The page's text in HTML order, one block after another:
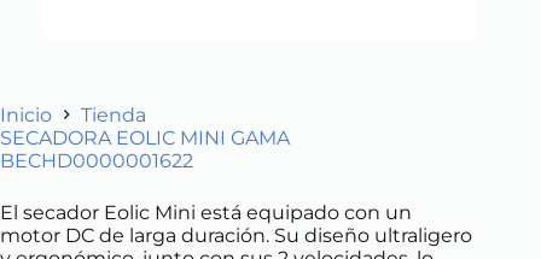
Inicio
Tienda
SECADORA EOLIC MINI GAMA
BECHD0000001622
El secador Eolic Mini está equipado con un
motor DC de larga duración. Su diseño ultraligero